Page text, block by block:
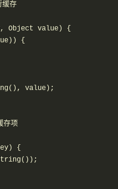
存
value) {
{
value);
项
{